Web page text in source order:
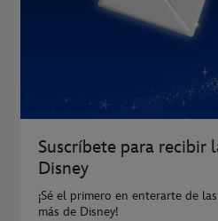
Suscríbete para recibir
Disney
¡Sé el primero en enterarte de
más de Disney!